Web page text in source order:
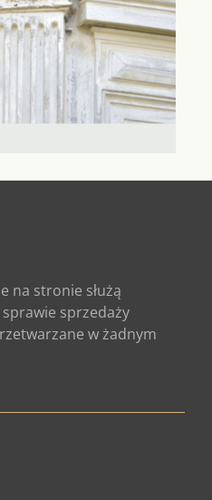
na stronie służą
sprzedaży
w żadnym